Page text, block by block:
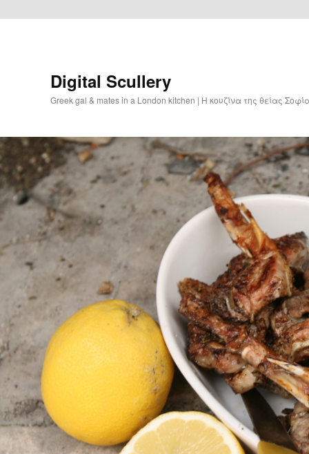
Digital Scullery
Greek gal & mates in a London kitchen | Η κουζίνα της θείας